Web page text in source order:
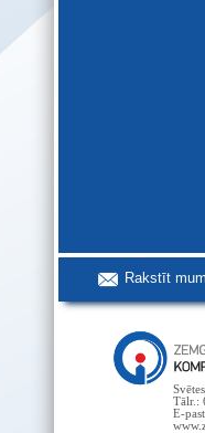
Rakstīt
Tālr.:
E-